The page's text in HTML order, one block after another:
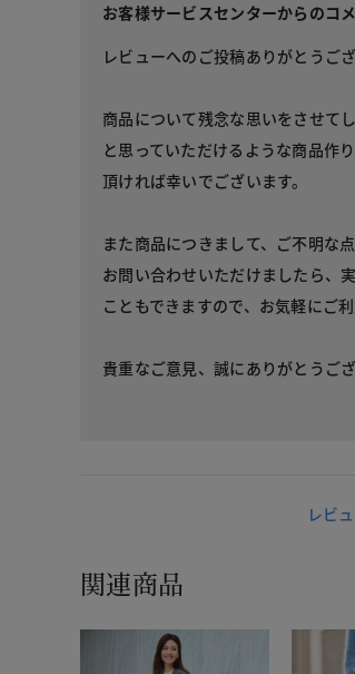
お客様サービスセンターからのコ
レビューへのご投稿ありがとうござ
商品について残念な思いをさせて
と思っていただけるような商品作
頂ければ幸いでございます。
また商品につきまして、ご不明な
お問い合わせいただけましたら、
こともできますので、お気軽にご利
貴重なご意見、誠にありがとうござ
レビ
関連商品